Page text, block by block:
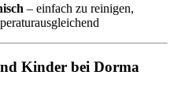
– einfach zu reinigen,
Kinder bei Dorma